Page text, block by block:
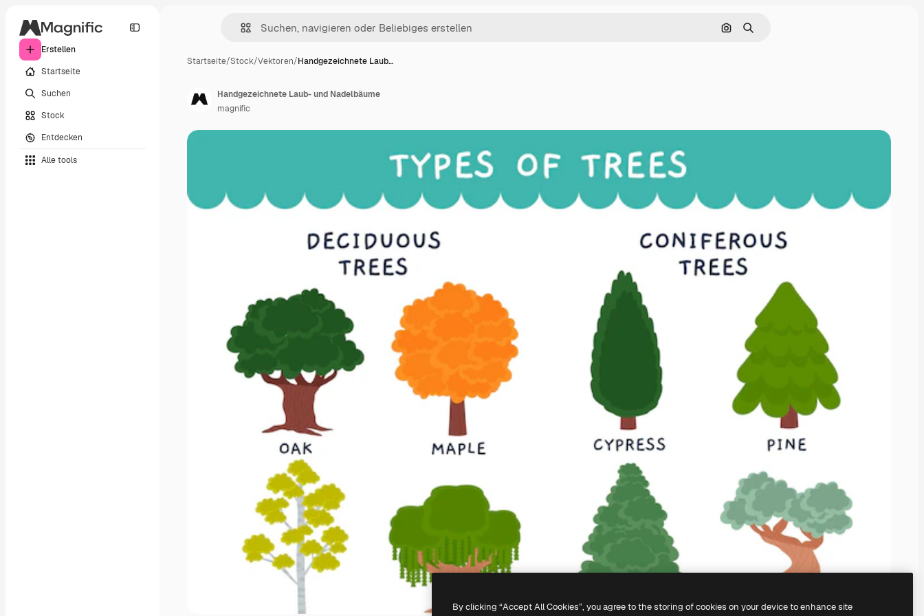
Erstellen
Startseite
Suchen
Stock
Entdecken
Alle tools
Nach Bild suchen
Suchen
Startseite/Stock/Vektoren/Handgezeichnete Laub…
Handgezeichnete Laub- und Nadelbäume
magnific
By clicking “Accept All Cookies”, you agree to the storing of cookies on your device to enhance site